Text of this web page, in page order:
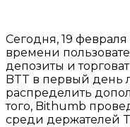
Сегодня, 19
времени
депозиты и
BTT в первый день
распределить
того, Bithumb
среди держателей